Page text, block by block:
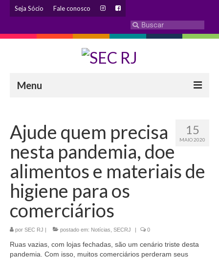
Seja Sócio Fale conosco
Menu
Eleição 2024 – Comissão Eleitoral
Histórico
Diretoria
Estatuto
Atendimentos
Coletivo Margaridas
Coletivo de Igualdade Racial
15
MAIO 2020
Ajude quem precisa
nesta pandemia, doe
alimentos e materiais de
higiene para os
comerciários
por SEC RJ | postado em: Notícias SECRJ | 0
Ruas vazias, com lojas fechadas, são um cenário triste desta
pandemia. Com isso, muitos comerciários perderam seus